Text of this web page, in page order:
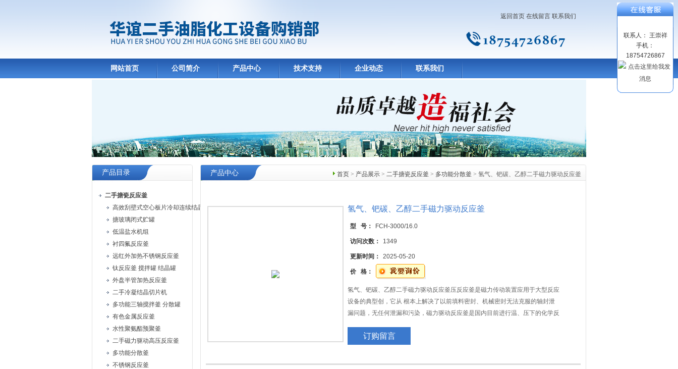
返回首页 在线留言 联系我们
网站首页 公司简介 产品中心 技术支持 企业动态 联系我们
产品目录
二手搪瓷反应釜
高效刮壁式空心板片冷却连续结晶机
搪玻璃闭式贮罐
低温盐水机组
衬四氟反应釜
远红外加热不锈钢反应釜
钛反应釜 搅拌罐 结晶罐
外盘半管加热反应釜
二手冷凝结晶切片机
多功能三轴搅拌釜 分散罐
有色金属反应釜
水性聚氨酯预聚釜
二手磁力驱动高压反应釜
多功能分散釜
不锈钢反应釜
首页 > 产品展示 > 二手搪瓷反应釜 > 多功能分散釜 > 氢气、钯碳、乙醇二手磁力驱动反应釜
产品中心
氢气、钯碳、乙醇二手磁力驱动反应釜
型 号： FCH-3000/16.0
访问次数： 1349
更新时间： 2025-05-20
价 格：
氢气、钯碳、乙醇二手磁力驱动反应釜压反应釜是磁力传动装置应用于大型反应
设备的典型创，它从 根本上解决了以前填料密封、机械密封无法克服的轴封泄
漏问题，无任何泄漏和污染，磁力驱动反应釜是国内目前进行温、压下的化学反
反应，更加显示出它的*性。
订购留言
联系人： 王崇祥
手机：
18754726867